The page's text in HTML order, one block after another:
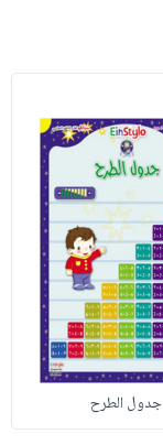
جدول الطرح